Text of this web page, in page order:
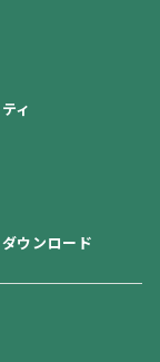
ィ
ウンロード